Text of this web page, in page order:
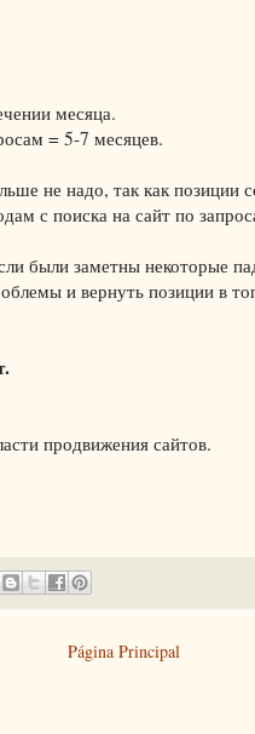
месяца.
= 5-7 месяцев.
не надо, так как позиции
с поиска на сайт по
были заметны некоторые
и вернуть позиции в
продвижения сайтов.
Página Principal